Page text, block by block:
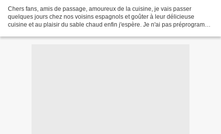
Chers fans, amis de passage, amoureux de la cuisine, je vais passer
quelques jours chez nos voisins espagnols et goûter à leur délicieuse
cuisine et au plaisir du sable chaud enfin j'espère. Je n'ai pas préprogrammé